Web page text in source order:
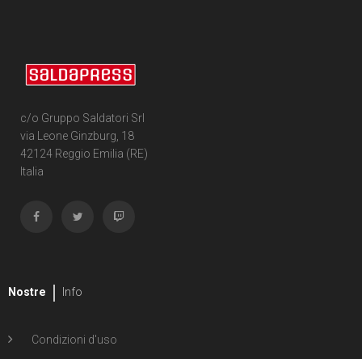
c/o Gruppo Saldatori Srl
via Leone Ginzburg, 18
42124 Reggio Emilia (RE)
Italia
Nostre Info
Condizioni d'uso